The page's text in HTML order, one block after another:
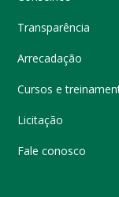
Transparência
Arrecadação
Cursos e
Licitação
Fale conosco